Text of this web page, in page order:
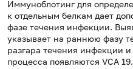
Иммуноблотинг для
к отдельным белкам дает
фазе течения инфекции.
указывает на раннюю фазу
разгара течения инфекции
процесса появляются VСА